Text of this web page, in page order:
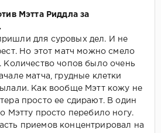
Мэтта Риддла за
для суровых дел. И не
Но этот матч можно смело
Количество чопов было очень
матча, грудные клетки
Как вообще Мэтт кожу не
просто ее сдирают. В один
Мэтту просто перебило ногу.
приемов концентрировал на